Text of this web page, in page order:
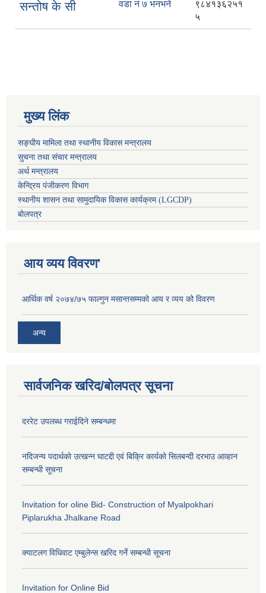
सन्तोष के सी वडा नं ७ भनभने
९८४१३६२५१
५
मुख्य लिंक
सङ्घीय मामिला तथा स्थानीय विकास मन्त्रालय
सुचना तथा संचार मन्त्रालय
अर्थ मन्त्रालय
केन्द्रिय पंजीकरण विभाग
स्थानीय शासन तथा सामुदायिक विकास कार्यक्रम (LGCDP)
बोलपत्र
आय व्यय विवरण'
आर्थिक वर्ष २०७४/७५ फाल्गुन मसान्तसम्मको आय र व्यय को विवरण
अन्य
सार्वजनिक खरिद/बोलपत्र सूचना
दररेट उपलब्ध गराईदिने सम्बन्धमा
नदिजन्य पदार्थको उत्खन्न घाटद्दी एवं बिक्रि कार्यको सिलबन्दी दरभाउ आव्हान
सम्बन्धी सूचना
Invitation for oline Bid- Construction of Myalpokhari
Piplarukha Jhalkane Road
क्याटलग विधिवाट एम्बुलेन्स खरिद गर्ने सम्बन्धी सूचना
Invitation for Online Bid